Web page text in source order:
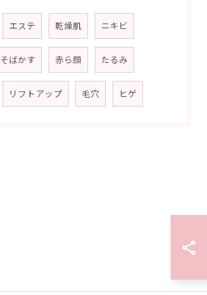
エステ 乾燥肌 ニキビ
そばかす 赤ら顔 たるみ
リフトアップ 毛穴 ヒゲ